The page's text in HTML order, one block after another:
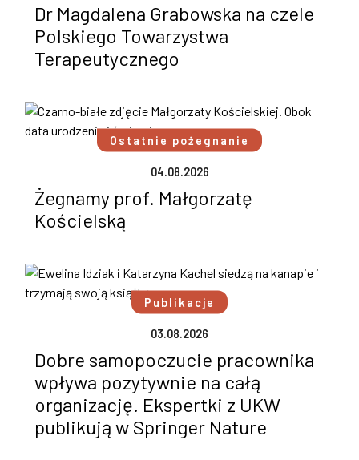
Dr Magdalena Grabowska na czele
Polskiego Towarzystwa
Terapeutycznego
Ostatnie pożegnanie
04.08.2026
Żegnamy prof. Małgorzatę
Kościelską
Publikacje
03.08.2026
Dobre samopoczucie pracownika
wpływa pozytywnie na całą
organizację. Ekspertki z UKW
publikują w Springer Nature